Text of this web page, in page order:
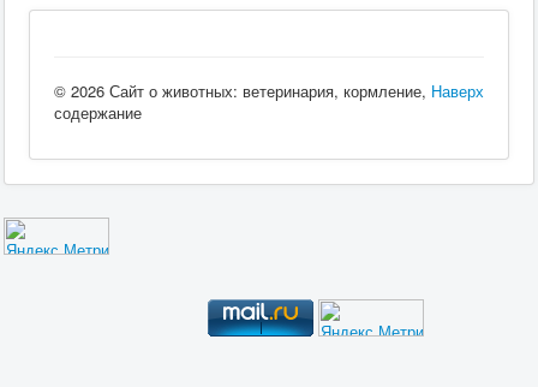
Наверх
© 2026 Сайт о животных: ветеринария, кормление,
содержание